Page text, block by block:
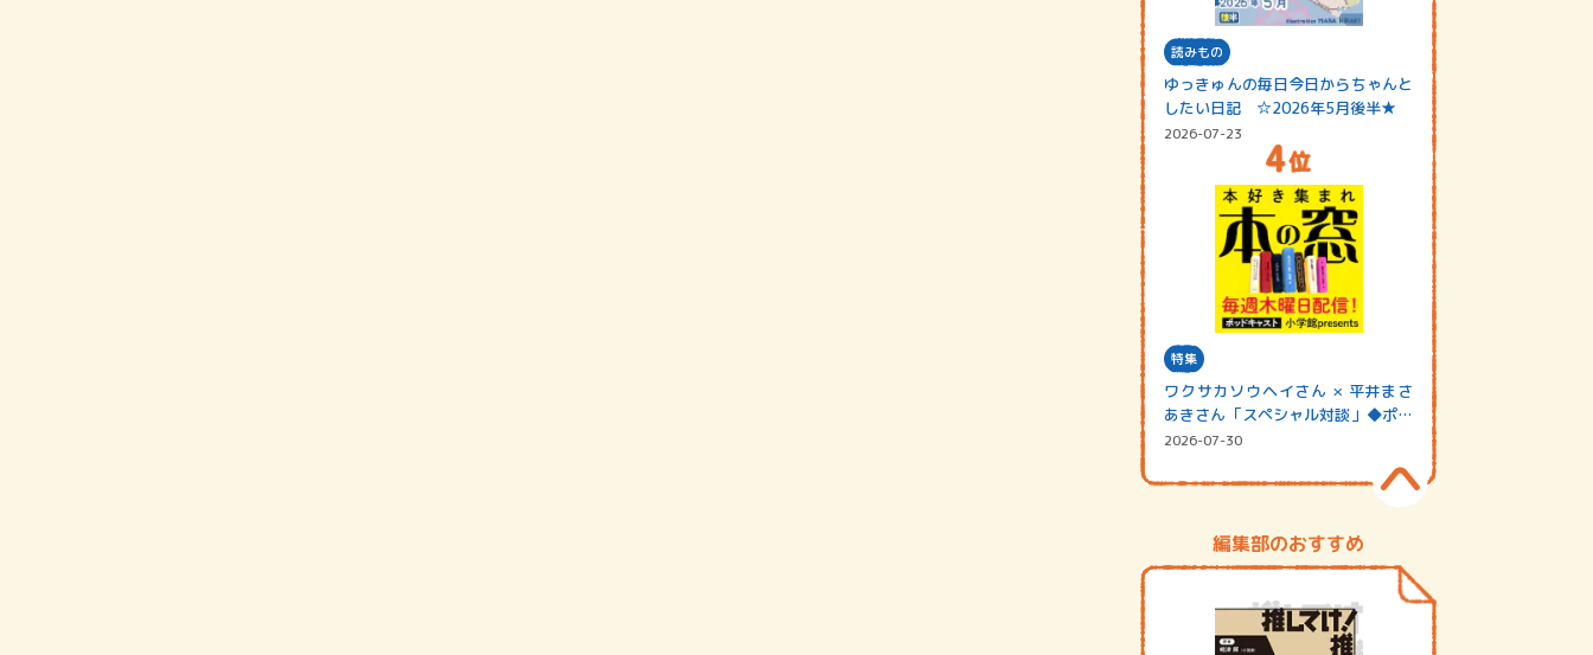
読みもの
ゆっきゅんの毎日今日からちゃんと
したい日記 ☆2026年5月後半★
2026-07-23
特集
ワクサカソウヘイさん × 平井まさ
あきさん「スペシャル対談」◆ポッ
ドキャスト…
2026-07-30
編集部のおすすめ